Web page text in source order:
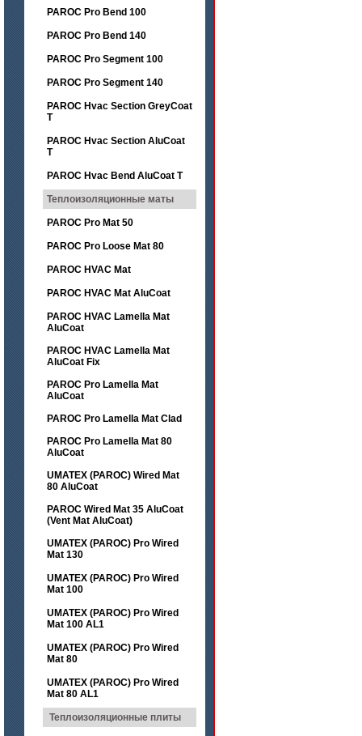
PAROC Pro Bend 100
PAROC Pro Bend 140
PAROC Pro Segment 100
PAROC Pro Segment 140
PAROC Hvac Section GreyCoat
T
PAROC Hvac Section AluCoat
T
PAROC Hvac Bend AluCoat T
Теплоизоляционные маты
PAROC Pro Mat 50
PAROC Pro Loose Mat 80
PAROC HVAC Mat
PAROC HVAC Mat AluCoat
PAROC HVAC Lamella Mat
AluCoat
PAROC HVAC Lamella Mat
AluCoat Fix
PAROC Pro Lamella Mat
AluCoat
PAROC Pro Lamella Mat Clad
PAROC Pro Lamella Mat 80
AluCoat
UMATEX (PAROC) Wired Mat
80 AluCoat
PAROC Wired Mat 35 AluCoat
(Vent Mat AluCoat)
UMATEX (PAROC) Pro Wired
Mat 130
UMATEX (PAROC) Pro Wired
Mat 100
UMATEX (PAROC) Pro Wired
Mat 100 AL1
UMATEX (PAROC) Pro Wired
Mat 80
UMATEX (PAROC) Pro Wired
Mat 80 AL1
Теплоизоляционные плиты